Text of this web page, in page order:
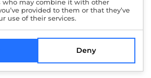
cu deprecierile echipamentelor
De asemenea, evaluatorii iau în
de întreținere și modernizare.
prin piață:Deși mai puțin utilizată în
fotovoltaice, această abordare
atunci când există tranzacții
who may combine it with other
provided to them or that they’ve
use of their services.
Deny